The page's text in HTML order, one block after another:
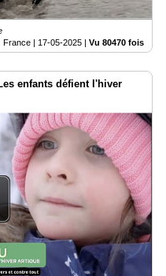
France | 17-05-2025 Vu 80470 fois
enfants défient l'hiver